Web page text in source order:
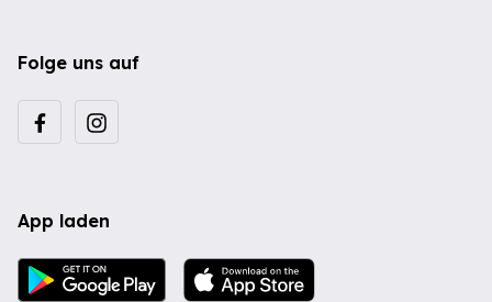
Folge uns auf
App laden